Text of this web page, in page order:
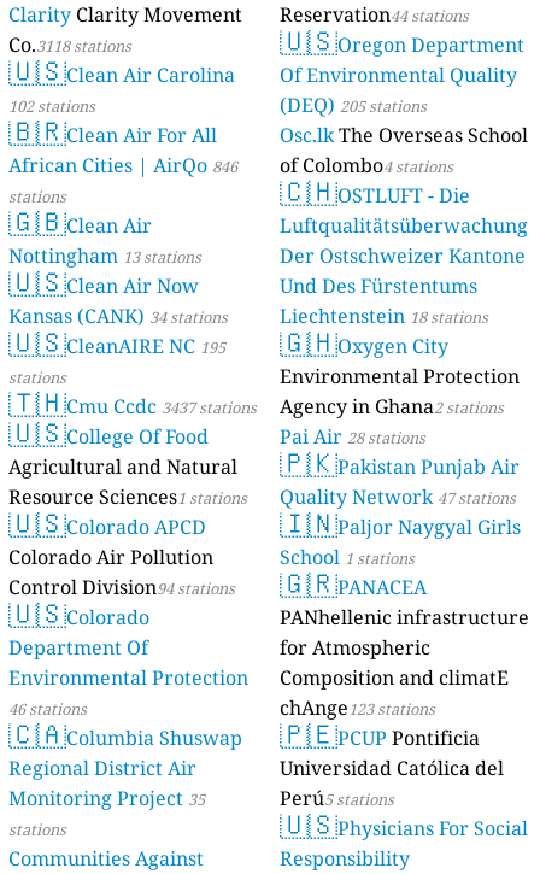
Clarity Clarity Movement
Co.3118 stations
🇺🇸Clean Air Carolina
102 stations
🇧🇷Clean Air For All
African Cities | AirQo 846
stations
🇬🇧Clean Air
Nottingham 13 stations
🇺🇸Clean Air Now
Kansas (CANK) 34 stations
🇺🇸CleanAIRE NC 195
stations
🇹🇭Cmu Ccdc 3437 stations
🇺🇸College Of Food
Agricultural and Natural
Resource Sciences1 stations
🇺🇸Colorado APCD
Colorado Air Pollution
Control Division94 stations
🇺🇸Colorado
Department Of
Environmental Protection
46 stations
🇨🇦Columbia Shuswap
Regional District Air
Monitoring Project 35
stations
Communities Against
Reservation44 stations
🇺🇸Oregon Department
Of Environmental Quality
(DEQ) 205 stations
Osc.lkThe Overseas School
of Colombo4 stations
🇨🇭OSTLUFT - Die
Luftqualitätsüberwachung
Der Ostschweizer Kantone
Und Des Fürstentums
Liechtenstein 18 stations
🇬🇭Oxygen City
Environmental Protection
Agency in Ghana2 stations
Pai Air 28 stations
🇵🇰Pakistan Punjab Air
Quality Network 47 stations
🇮🇳Paljor Naygyal Girls
School 1 stations
🇬🇷PANACEA
PANhellenic infrastructure
for Atmospheric
Composition and climatE
chAnge123 stations
🇵🇪PCUP Pontificia
Universidad Católica del
Perú5 stations
🇺🇸Physicians For Social
Responsibility